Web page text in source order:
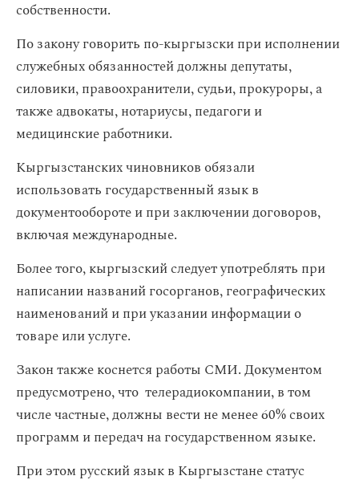
собственности.
По закону говорить по-кыргызски при исполнении
служебных обязанностей должны депутаты,
силовики, правоохранители, судьи, прокуроры, а
также адвокаты, нотариусы, педагоги и
медицинские работники.
Кыргызстанских чиновников обязали
использовать государственный язык в
документообороте и при заключении договоров,
включая международные.
Более того, кыргызский следует употреблять при
написании названий госорганов, географических
наименований и при указании информации о
товаре или услуге.
Закон также коснется работы СМИ. Документом
предусмотрено, что телерадиокомпании, в том
числе частные, должны вести не менее 60% своих
программ и передач на государственном языке.
При этом русский язык в Кыргызстане статус